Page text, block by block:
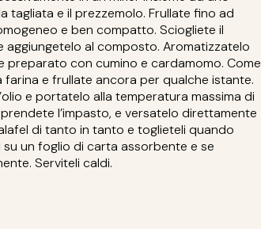
tagliata e il prezzemolo. Frullate fino ad
e ben compatto. Sciogliete il
aggiungetelo al composto. Aromatizzatelo
preparato con cumino e cardamomo. Come
farina e frullate ancora per qualche istante.
e portatelo alla temperatura massima di
l’impasto, e versatelo direttamente
di tanto in tanto e toglieteli quando
un foglio di carta assorbente e se
Serviteli caldi.